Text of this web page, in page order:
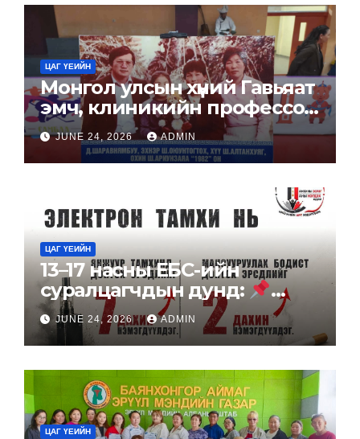
архивын сан хөмрөгт хүлээн
авлаа.
ЦАГ ҮЕИЙН
Монгол улсын хүний Гавьяат
эмч, клиникийн профессор
Д.Шаравнямбуугийн
нэрэмжит спортын хоёр
төрөлт тэмцээн амжилттай
байна.
JUNE 24, 2026 ADMIN
ЦАГ ҮЕИЙН
13–17 насны ЕБС-ийн
суралцагчдын дунд:
24.8% нь сүүлийн нэг сард
электрон тамхи хэрэглэсэн
10 суралцагч тутмын 1 нь
янжуур тамхи татсан байна.
JUNE 24, 2026 ADMIN
ЦАГ ҮЕИЙН